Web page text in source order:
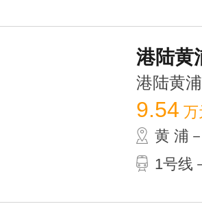
港陆黄
港陆黄
9.54 万
黄 浦
1号线